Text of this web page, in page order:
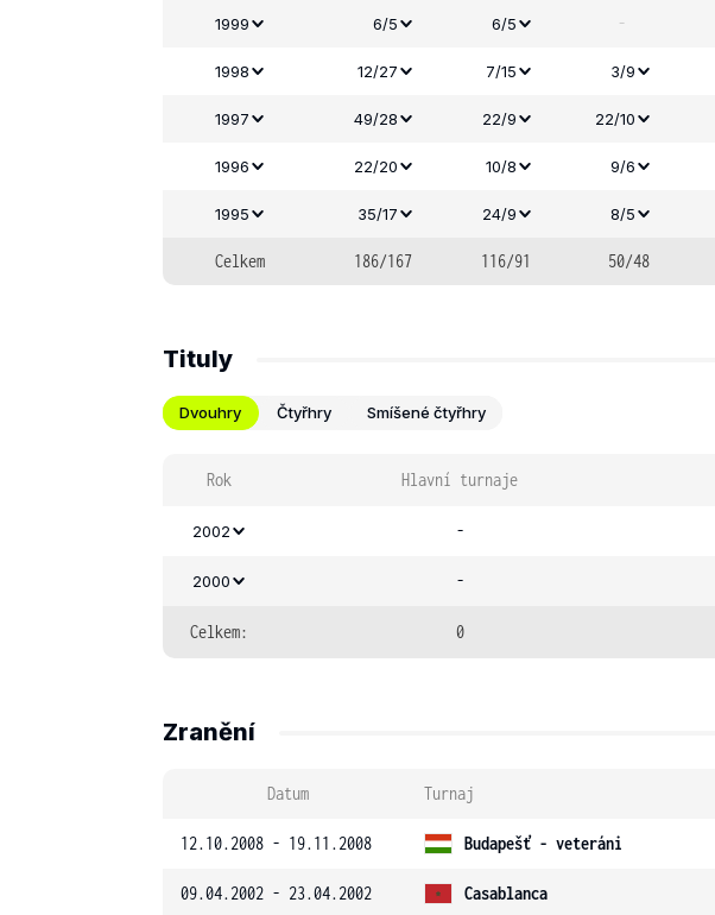
1999 6/5 6/5 -
1998 12/27 7/15 3/9
1997 49/28 22/9 22/10
1996 22/20 10/8 9/6
1995 35/17 24/9 8/5
Celkem 186/167 116/91 50/48
Tituly
Dvouhry Čtyřhry Smíšené čtyřhry
Rok Hlavní turnaje
2002 -
2000 -
Celkem: 0
Zranění
Datum Turnaj
12.10.2008 - 19.11.2008 Budapešť - veteráni
09.04.2002 - 23.04.2002 Casablanca